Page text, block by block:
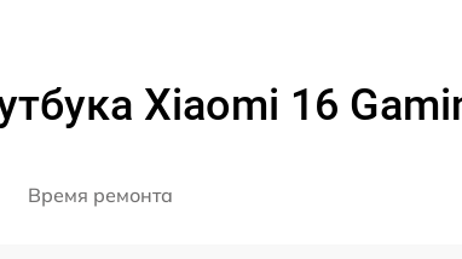
Xiaomi 16
Время ремонта